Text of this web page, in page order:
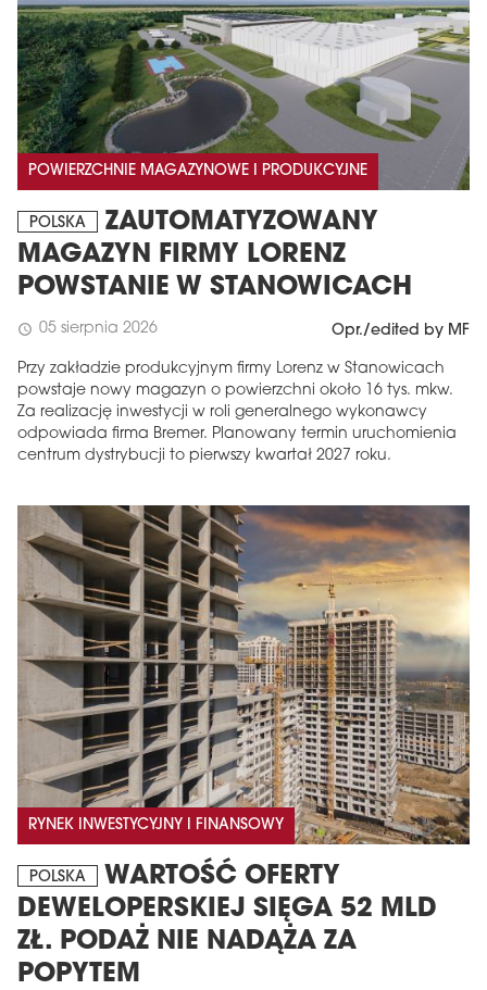
POWIERZCHNIE MAGAZYNOWE I PRODUKCYJNE
POLSKA
ZAUTOMATYZOWANY
MAGAZYN FIRMY LORENZ
POWSTANIE W STANOWICACH
schedule 05 sierpnia 2026 Opr./edited by MF
Przy zakładzie produkcyjnym firmy Lorenz w Stanowicach
powstaje nowy magazyn o powierzchni około 16 tys. mkw.
Za realizację inwestycji w roli generalnego wykonawcy
odpowiada firma Bremer. Planowany termin uruchomienia
centrum dystrybucji to pierwszy kwartał 2027 roku.
RYNEK INWESTYCYJNY I FINANSOWY
POLSKA
WARTOŚĆ OFERTY
DEWELOPERSKIEJ SIĘGA 52 MLD
ZŁ. PODAŻ NIE NADĄŻA ZA
POPYTEM